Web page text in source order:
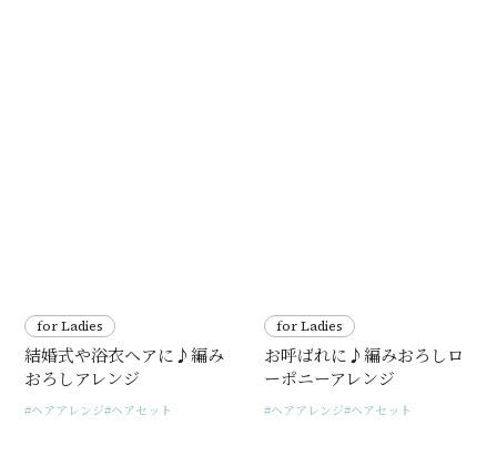
for Ladies
結婚式や浴衣ヘアに♪編み
おろしアレンジ
ヘアアレンジ ヘアセット
for Ladies
お呼ばれに♪編みおろしロ
ーポニーアレンジ
ヘアアレンジ ヘアセット